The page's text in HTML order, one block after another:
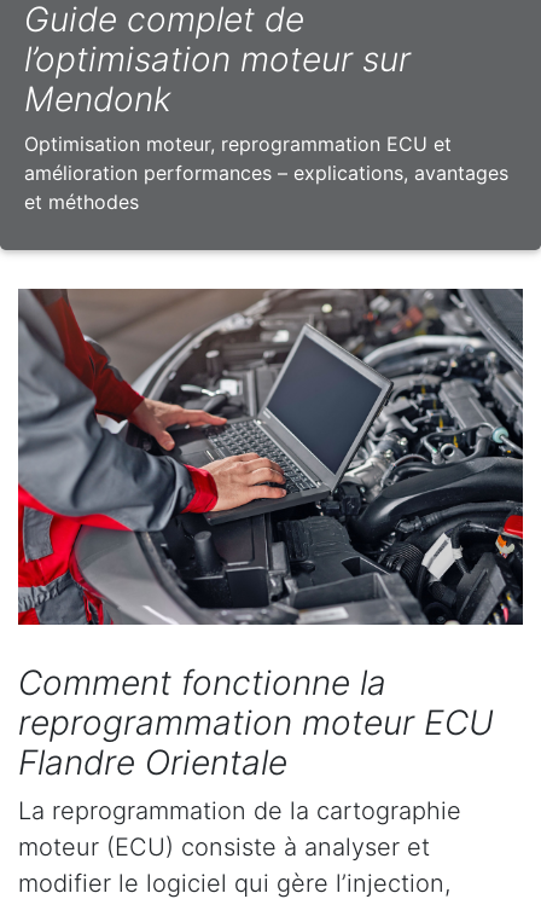
Guide complet de
l’optimisation moteur sur
Mendonk
Optimisation moteur, reprogrammation ECU et
amélioration performances – explications, avantages
et méthodes
Comment fonctionne la
reprogrammation moteur ECU
Flandre Orientale
La reprogrammation de la cartographie
moteur (ECU) consiste à analyser et
modifier le logiciel qui gère l’injection,